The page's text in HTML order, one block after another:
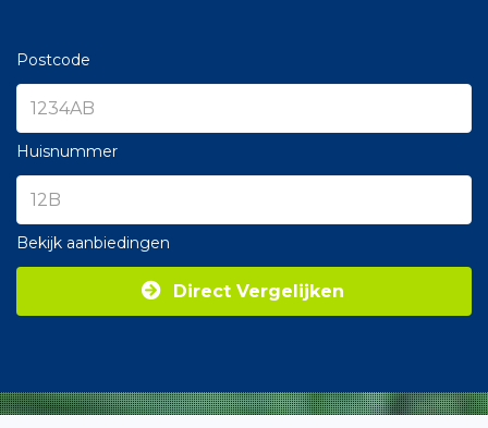
Postcode
Huisnummer
Bekijk aanbiedingen
Direct Vergelijken